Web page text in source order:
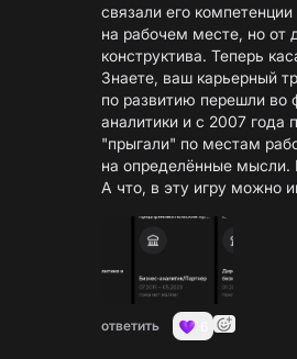
связали его
на рабочем месте, но от
конструктива. Теперь
Знаете, ваш карьерный
по развитию перешли во
аналитики и с 2007 года
"прыгали" по местам
на определённые мысли.
А что, в эту игру можно
ответить